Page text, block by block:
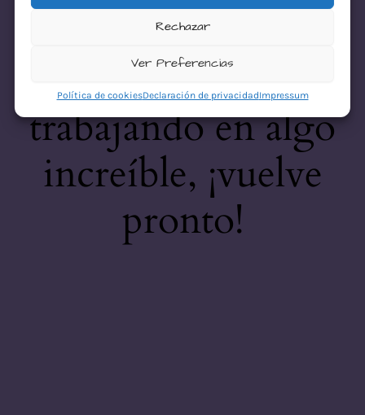
Rechazar
Ver Preferencias
Política de cookiesDeclaración de privacidadImpressum
¡Disculpa este
desastre! Estamos
trabajando en algo
increíble, ¡vuelve
pronto!